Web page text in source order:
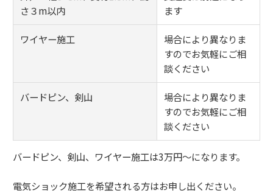
さ３m以内
ます
ワイヤー施工
場合により異なりま
すのでお気軽にご相
談ください
バードピン、剣山
場合により異なりま
すのでお気軽にご相
談ください
バードピン、剣山、ワイヤー施工は3万円〜になります。
電気ショック施工を希望される方はお申し出ください。